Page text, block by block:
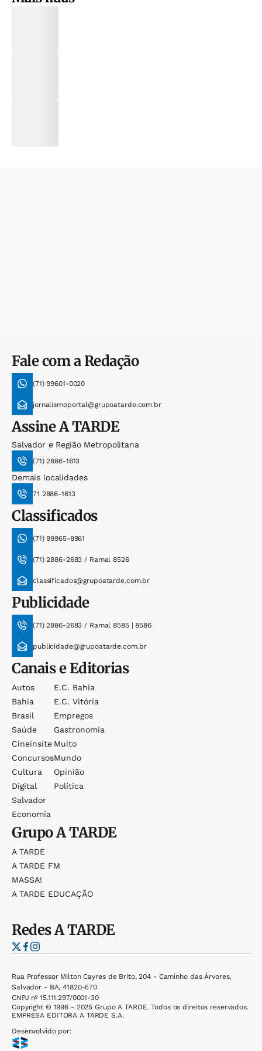
Fale com a Redação
(71) 99601-0020
jornalismoportal@grupoatarde.com.br
AssineA TARDE
Salvador e Região Metropolitana
(71) 2886-1613
Demais localidades
71 2886-1613
Classificados
(71) 99965-8961
(71) 2886-2683 / Ramal 8526
classificados@grupoatarde.com.br
Publicidade
(71) 2886-2683 / Ramal 8585 | 8586
publicidade@grupoatarde.com.br
Canais e Editorias
Autos
Bahia
Brasil
Saúde
Cineinsite
Concursos
Cultura
Digital
Salvador
Economia
E.c. Bahia
E.c. Vitória
Empregos
Gastronomia
Muito
Mundo
Opinião
Política
GrupoA TARDE
A TARDE
A TARDE FM
MASSA!
A TARDE EDUCAÇÃO
RedesA TARDE
Rua Professor Milton Cayres de Brito, 204 - Caminho das Árvores,
Salvador - BA, 41820-570
CNPJ nº 15.111.297/0001-30
Copyright © 1996 - 2025 Grupo A TARDE. Todos os direitos reservados.
EMPRESA EDITORA A TARDE S.A.
Desenvolvido por: